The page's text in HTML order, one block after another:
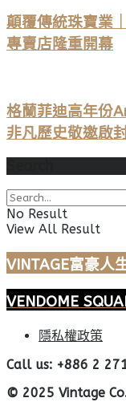
顛覆傳統珠寶業
專賣店隆重開幕
格蘭菲迪高年份
非凡歷史敬邀啟
No Result
View All Result
VINTAGE富豪人
VENDOME
隱私權政策
Call us: +886 2
© 2025 Vintage